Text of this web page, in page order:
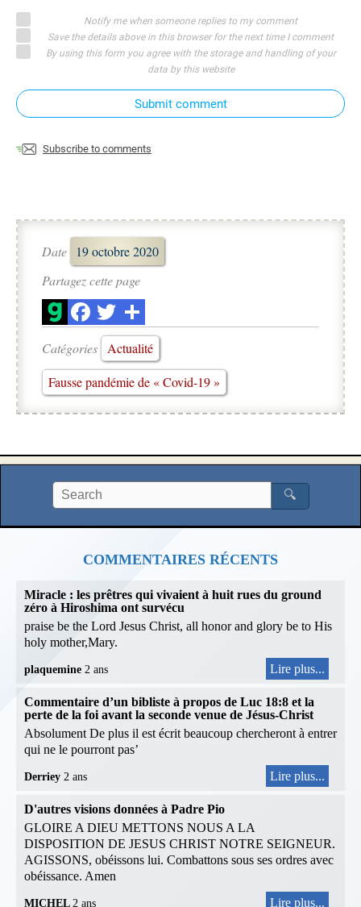
Notify me when someone replies to my comment
Save the details above in this browser for the next time I comment
By using this form you agree with the storage and handling of your
data by this website
Submit comment
Subscribe to comments
Date
19 octobre 2020
Partagez cette page
Catégories
Actualité
Fausse pandémie de « Covid-19 »
🔍
COMMENTAIRES RÉCENTS
Miracle : les prêtres qui vivaient à huit rues du ground
zéro à Hiroshima ont survécu
praise be the Lord Jesus Christ, all honor and glory be to His
holy mother,Mary.
plaquemine 2 ans Lire plus...
Commentaire d’un bibliste à propos de Luc 18:8 et la
perte de la foi avant la seconde venue de Jésus-Christ
Absolument De plus il est écrit beaucoup chercheront à entrer
qui ne le pourront pas’
Derriey 2 ans Lire plus...
D'autres visions données à Padre Pio
GLOIRE A DIEU METTONS NOUS A LA
DISPOSITION DE JESUS CHRIST NOTRE SEIGNEUR.
AGISSONS, obéissons lui. Combattons sous ses ordres avec
obéissance. Amen
MICHEL 2 ans Lire plus...